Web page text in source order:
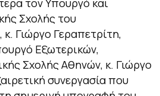
τον Υπουργό και
Σχολής του
Γιώργο Γεραπετρίτη,
Εξωτερικών,
Σχολής Αθηνών, κ. Γιώργο
συνεργασία που